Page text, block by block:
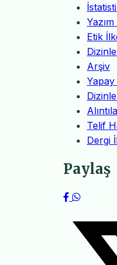
Etik
Arşiv
Yapay
Telif
Dergi
Paylaş